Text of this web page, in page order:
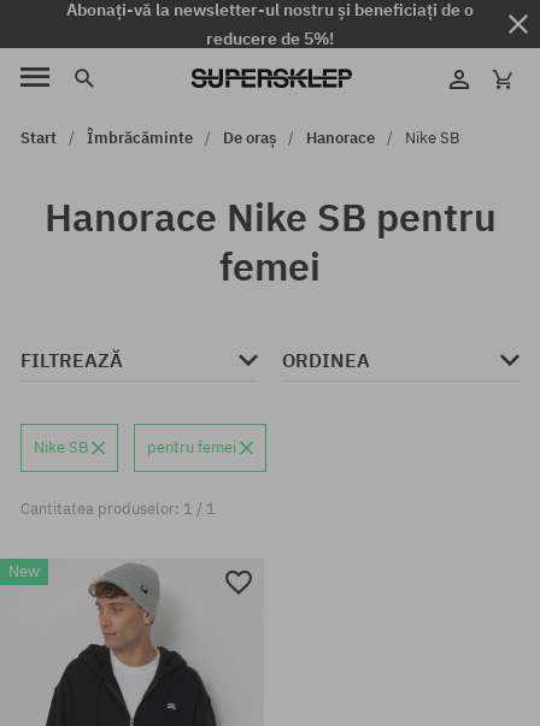
Abonați-vă la newsletter-ul nostru și beneficiați de o
reducere de 5%!
Start Îmbrăcăminte De oraș Hanorace Nike SB
Hanorace Nike SB pentru
femei
FILTREAZĂ ORDINEA
Nike SB pentru femei
Cantitatea produselor: 1 / 1
New